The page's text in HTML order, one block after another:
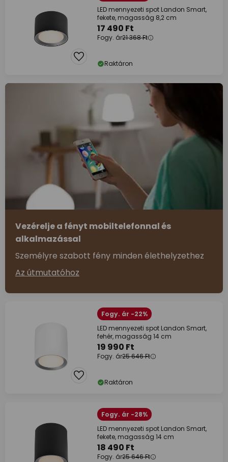
LED mennyezeti spot Landon Smart,
fekete, magasság 8,2 cm
17 490 Ft
Fogy. ár21 368 Ft
Raktáron
Vezérelje a fényt mobiltelefonnal és
alkalmazással
Személyre szabott fény minden élethelyzethez
Az útmutatóhoz
Fogy. ár -22%
LED mennyezeti spot Landon Smart,
fehér, magasság 14 cm
19 990 Ft
Fogy. ár25 646 Ft
Raktáron
Fogy. ár -28%
LED mennyezeti spot Landon Smart,
fekete, magasság 14 cm
18 490 Ft
Fogy. ár25 646 Ft